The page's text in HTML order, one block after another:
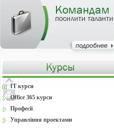
Командам
посилити таланти
IT курси
Office 365 курси
Професії
Управління проектами